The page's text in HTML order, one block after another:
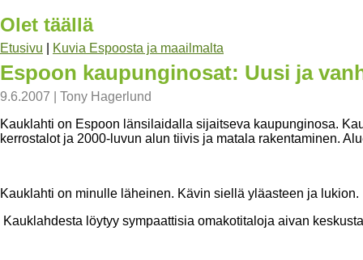
Olet täällä
Etusivu Kuvia Espoosta ja maailmalta
Espoon kaupunginosat: Uusi ja
9.6.2007
Tony Hagerlund
Kauklahti on Espoon länsilaidalla sijaitseva kaupunginosa.
kerrostalot ja 2000-luvun alun tiivis ja matala rakentaminen.
Kauklahti on minulle läheinen. Kävin siellä yläasteen ja
Kauklahdesta löytyy sympaattisia omakotitaloja aivan